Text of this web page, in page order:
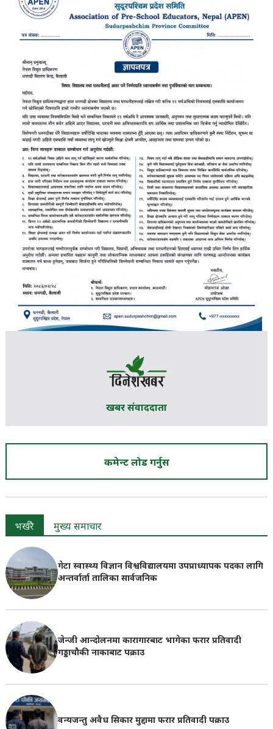
खबर संवाददाता
कमेन्ट लोड गर्नुस
भर्खरै मुख्य समाचार
गेटा स्वास्थ्य विज्ञान विश्वविद्यालयमा उपप्राध्यापक पदका लागि
अन्तर्वार्ता तालिका सार्वजनिक
जेन्जी आन्दोलनमा कारागारबाट भागेका फरार प्रतिवादी
गड्डाचौकी नाकाबाट पक्राउ
वन्यजन्तु अवैध सिकार मुद्दामा फरार प्रतिवादी पक्राउ